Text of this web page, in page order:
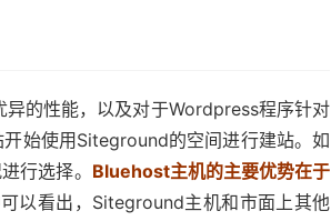
的性能，以及对于Wordpress程序针对
始使用Siteground的空间进行建站。如
行选择。 Bluehost主机的主要优势在于
以看出，Siteground主机和市面上其他